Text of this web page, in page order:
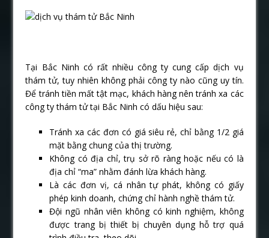
Tại Bắc Ninh có rất nhiều công ty cung cấp dịch vụ
thám tử, tuy nhiên không phải công ty nào cũng uy tín.
Để tránh tiền mất tật mạc, khách hàng nên tránh xa các
công ty thám tử tại Bắc Ninh có dấu hiệu sau:
Tránh xa các đơn có giá siêu rẻ, chỉ bằng 1/2 giá
mặt bằng chung của thị trường.
Không có địa chỉ, trụ sở rõ ràng hoặc nếu có là
địa chỉ “ma” nhằm đánh lừa khách hàng.
Là các đơn vị, cá nhân tự phát, không có giấy
phép kinh doanh, chứng chỉ hành nghề thám tử.
Đội ngũ nhân viên không có kinh nghiệm, không
được trang bị thiết bị chuyên dụng hỗ trợ quá